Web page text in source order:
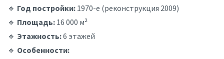
🔹 Год постройки: 1970-е (реконструкция 2009)
🔹 Площадь: 16 000 м²
🔹 Этажность:6 этажей
🔹 Особенности: